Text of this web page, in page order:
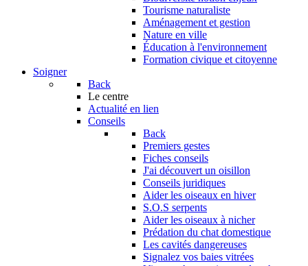
Tourisme naturaliste
Aménagement et gestion
Nature en ville
Éducation à l'environnement
Formation civique et citoyenne
Soigner
Back
Le centre
Actualité en lien
Conseils
Back
Premiers gestes
Fiches conseils
J'ai découvert un oisillon
Conseils juridiques
Aider les oiseaux en hiver
S.O.S serpents
Aider les oiseaux à nicher
Prédation du chat domestique
Les cavités dangereuses
Signalez vos baies vitrées